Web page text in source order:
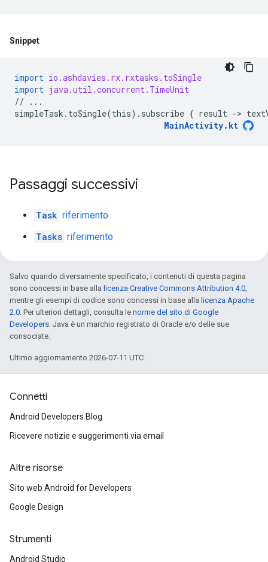
Snippet
import io.ashdavies.rx.rxtasks.toSingle
import java.util.concurrent.TimeUnit
//
...
simpleTask . toSingle(this) . subscribe { result ->
MainActivity. kt
Passaggi successivi
Task riferimento
Tasks riferimento
Salvo quando diversamente specificato, i contenuti di questa pagina
sono concessi in base alla licenza Creative Commons Attribution 4.0,
mentre gli esempi di codice sono concessi in base alla licenza Apache
2.0. Per ulteriori dettagli, consulta le norme del sito di Google
Developers. Java è un marchio registrato di Oracle e/o delle sue
consociate.
Ultimo aggiornamento 2026-07-11 UTC.
Connetti
Android Developers Blog
Ricevere notizie e suggerimenti via email
Altre risorse
Sito web Android for Developers
Google Design
Strumenti
Android Studio